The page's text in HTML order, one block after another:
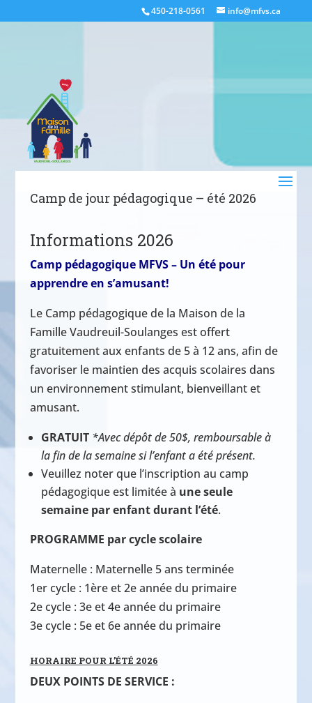
450-218-0561 info@mfvs.ca
Camp de jour pédagogique – été 2026
Informations 2026
Camp pédagogique MFVS – Un été pour
apprendre en s’amusant!
Le Camp pédagogique de la Maison de la
Famille Vaudreuil-Soulanges est offert
gratuitement aux enfants de 5 à 12 ans, afin de
favoriser le maintien des acquis scolaires dans
un environnement stimulant, bienveillant et
amusant.
GRATUIT *Avec dépôt de 50$, remboursable à
la fin de la semaine si l’enfant a été présent.
Veuillez noter que l’inscription au camp
pédagogique est limitée à une seule
semaine par enfant durant l’été.
PROGRAMME par cycle scolaire
Maternelle : Maternelle 5 ans terminée
1er cycle : 1ère et 2e année du primaire
2e cycle : 3e et 4e année du primaire
3e cycle : 5e et 6e année du primaire
HORAIRE POUR L’ÉTÉ 2026
DEUX POINTS DE SERVICE :